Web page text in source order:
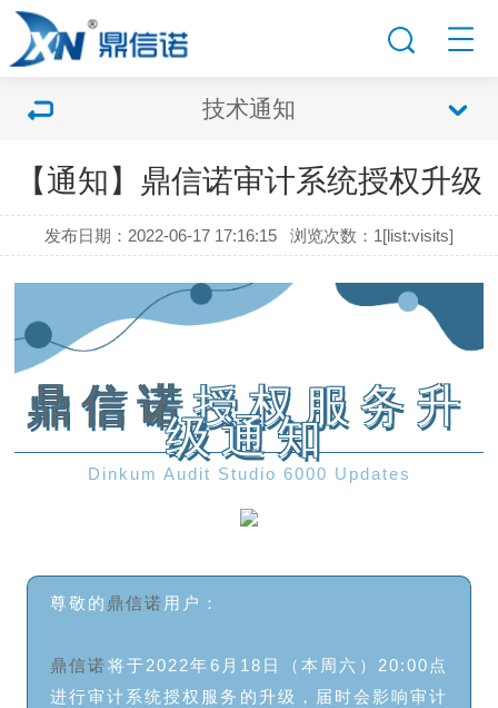
技术通知
【通知】鼎信诺审计系统授权升级
发布日期：2022-06-17 17:16:15 浏览次数：1[list:visits]
鼎信诺授权服务升
级通知
Dinkum Audit Studio 6000 Updates
尊敬的 鼎信诺 用户：
鼎信诺将于2022年6月18日（本周六）20:00点
进行审计系统授权服务的升级，届时会影响审计